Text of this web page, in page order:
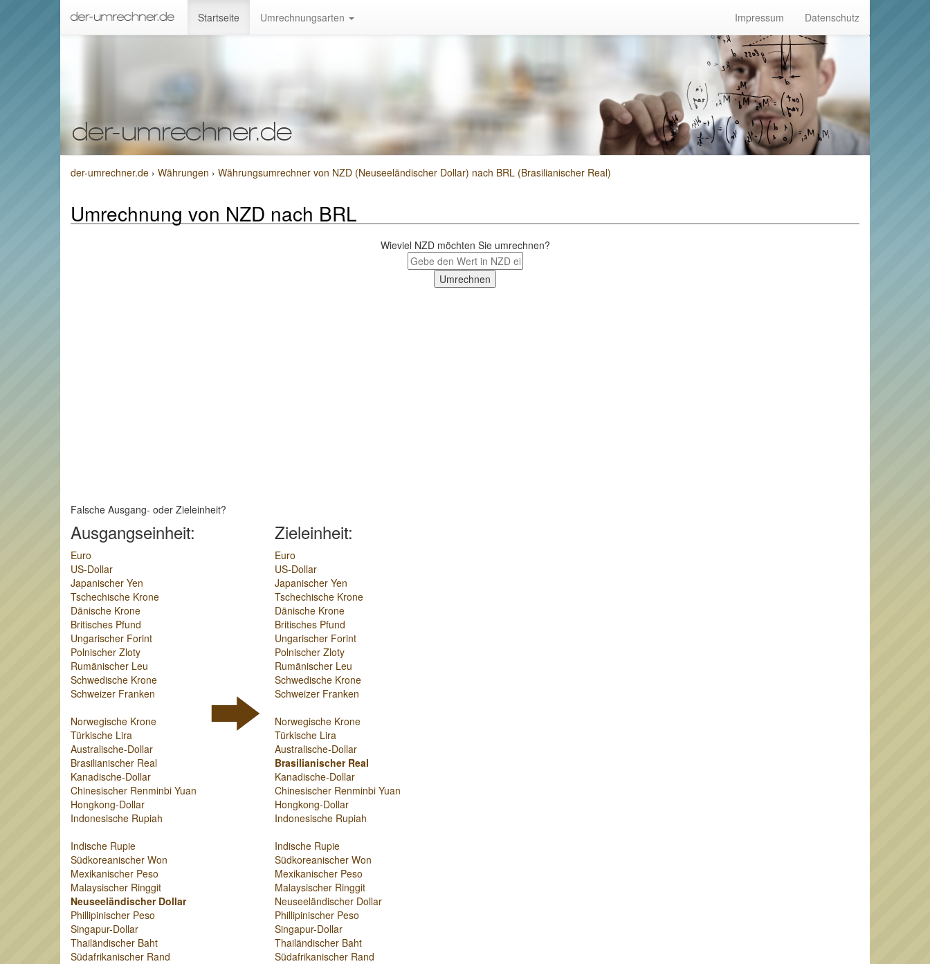
Startseite Umrechnungsarten Impressum Datenschutz
der-umrechner.de › Währungen › Währungsumrechner von NZD (Neuseeländischer Dollar) nach BRL (Brasilianischer Real)
Umrechnung von NZD nach BRL
Wieviel NZD möchten Sie umrechnen?
Falsche Ausgang- oder Zieleinheit?
Ausgangseinheit:
Euro
US-Dollar
Japanischer Yen
Tschechische Krone
Dänische Krone
Britisches Pfund
Ungarischer Forint
Polnischer Zloty
Rumänischer Leu
Schwedische Krone
Schweizer Franken
Norwegische Krone
Türkische Lira
Australische-Dollar
Brasilianischer Real
Kanadische-Dollar
Chinesischer Renminbi Yuan
Hongkong-Dollar
Indonesische Rupiah
Indische Rupie
Südkoreanischer Won
Mexikanischer Peso
Malaysischer Ringgit
Neuseeländischer Dollar
Phillipinischer Peso
Singapur-Dollar
Thailändischer Baht
Südafrikanischer Rand
Zieleinheit:
Euro
US-Dollar
Japanischer Yen
Tschechische Krone
Dänische Krone
Britisches Pfund
Ungarischer Forint
Polnischer Zloty
Rumänischer Leu
Schwedische Krone
Schweizer Franken
Norwegische Krone
Türkische Lira
Australische-Dollar
Brasilianischer Real
Kanadische-Dollar
Chinesischer Renminbi Yuan
Hongkong-Dollar
Indonesische Rupiah
Indische Rupie
Südkoreanischer Won
Mexikanischer Peso
Malaysischer Ringgit
Neuseeländischer Dollar
Phillipinischer Peso
Singapur-Dollar
Thailändischer Baht
Südafrikanischer Rand